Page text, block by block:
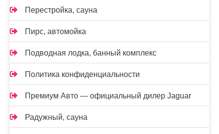
Перестройка, сауна
Пирс, автомойка
Подводная лодка, банный комплекс
Политика конфиденциальности
Премиум Авто — официальный дилер Jaguar
Радужный, сауна